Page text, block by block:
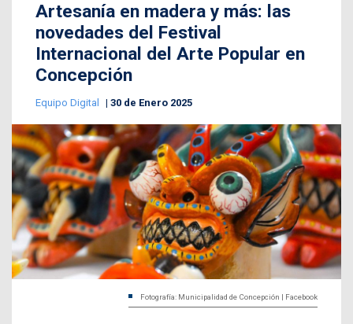
Artesanía en madera y más: las
novedades del Festival
Internacional del Arte Popular en
Concepción
Equipo Digital 30 de Enero 2025
Fotografía: Municipalidad de Concepción | Facebook